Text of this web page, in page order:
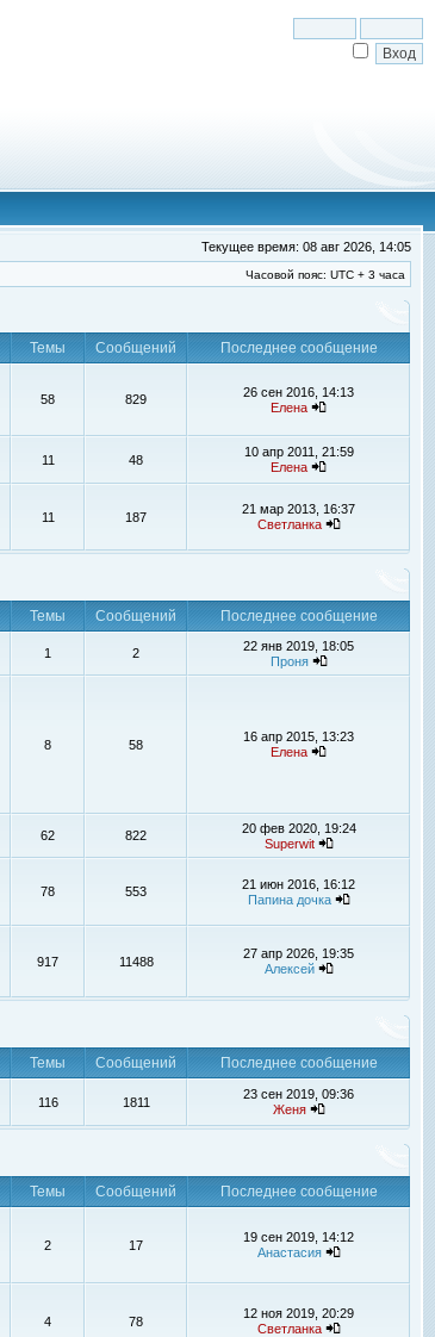
Текущее время: 08 авг 2026, 14:05
Часовой пояс: UTC + 3 часа
Темы Сообщений
Последнее сообщение
58 829
26 сен 2016, 14:13
Елена
11 48
10 апр 2011, 21:59
Елена
11 187
21 мар 2013, 16:37
Светланка
Темы Сообщений Последнее сообщение
1 2
22 янв 2019, 18:05
Проня
8 58
16 апр 2015, 13:23
Елена
62 822
20 фев 2020, 19:24
Superwit
78 553
21 июн 2016, 16:12
Папина дочка
917 11488
27 апр 2026, 19:35
Алексей
Темы Сообщений
Последнее сообщение
116 1811
23 сен 2019, 09:36
Женя
Темы Сообщений
Последнее сообщение
2 17
19 сен 2019, 14:12
Анастасия
4 78
12 ноя 2019, 20:29
Светланка